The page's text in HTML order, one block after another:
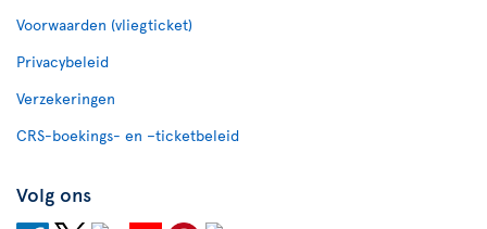
Voorwaarden (vliegticket)
Privacybeleid
Verzekeringen
CRS-boekings- en –ticketbeleid
Volg ons